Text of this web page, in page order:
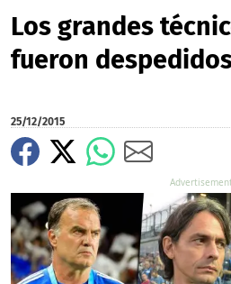
Los grandes
fueron
25/12/2015